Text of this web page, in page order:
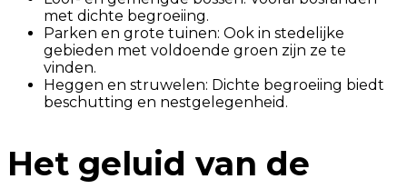
met dichte begroeiing.
Parken en grote tuinen: Ook in stedelijke
gebieden met voldoende groen zijn ze te
vinden.
Heggen en struwelen: Dichte begroeiing biedt
beschutting en nestgelegenheid.
Het geluid van de